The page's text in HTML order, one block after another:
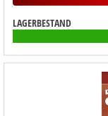
LAGERBESTAND